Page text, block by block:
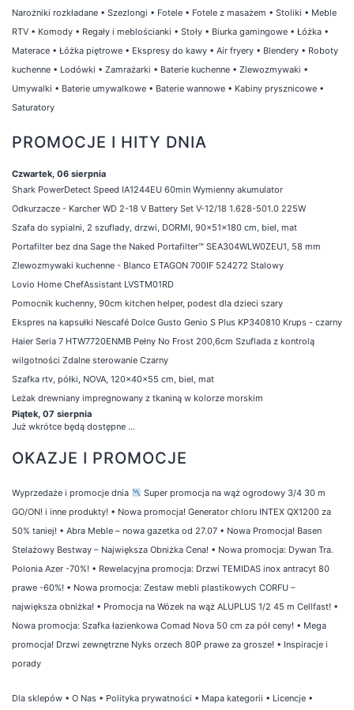
Narożniki rozkładane • Szezlongi • Fotele • Fotele z masażem • Stoliki • Meble
RTV • Komody • Regały i meblościanki • Stoły • Biurka gamingowe • Łóżka •
Materace • Łóżka piętrowe • Ekspresy do kawy • Air fryery • Blendery • Roboty
kuchenne • Lodówki • Zamrażarki • Baterie kuchenne • Zlewozmywaki •
Umywalki • Baterie umywalkowe • Baterie wannowe • Kabiny prysznicowe •
Saturatory
PROMOCJE I HITY DNIA
Czwartek, 06 sierpnia
Shark PowerDetect Speed IA1244EU 60min Wymienny akumulator
Odkurzacze - Karcher WD 2-18 V Battery Set V-12/18 1.628-501.0 225W
Szafa do sypialni, 2 szuflady, drzwi, DORMI, 90x51x180 cm, biel, mat
Portafilter bez dna Sage the Naked Portafilter™ SEA304WLW0ZEU1, 58 mm
Zlewozmywaki kuchenne - Blanco ETAGON 700IF 524272 Stalowy
Lovio Home ChefAssistant LVSTM01RD
Pomocnik kuchenny, 90cm kitchen helper, podest dla dzieci szary
Ekspres na kapsułki Nescafé Dolce Gusto Genio S Plus KP340810 Krups - czarny
Haier Seria 7 HTW7720ENMB Pełny No Frost 200,6cm Szuflada z kontrolą
wilgotności Zdalne sterowanie Czarny
Szafka rtv, półki, NOVA, 120x40x55 cm, biel, mat
Leżak drewniany impregnowany z tkaniną w kolorze morskim
Piątek, 07 sierpnia
Już wkrótce będą dostępne ...
OKAZJE I PROMOCJE
Wyprzedaże i promocje dnia
Super promocja na wąż ogrodowy 3/4 30 m
GO/ON! i inne produkty! • Nowa promocja! Generator chloru INTEX QX1200 za
50% taniej! • Abra Meble – nowa gazetka od 27.07 • Nowa Promocja! Basen
Stelażowy Bestway – Największa Obniżka Cena! • Nowa promocja: Dywan Tra.
Polonia Azer -70%! • Rewelacyjna promocja: Drzwi TEMIDAS inox antracyt 80
prawe -60%! • Nowa promocja: Zestaw mebli plastikowych CORFU –
największa obniżka! • Promocja na Wózek na wąż ALUPLUS 1/2 45 m Cellfast! •
Nowa promocja: Szafka łazienkowa Comad Nova 50 cm za pół ceny! • Mega
promocja! Drzwi zewnętrzne Nyks orzech 80P prawe za grosze! • Inspiracje i
porady
Dla sklepów • O Nas • Polityka prywatności • Mapa kategorii • Licencje •